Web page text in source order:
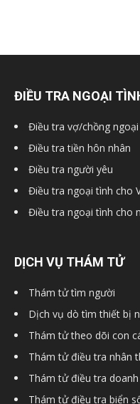
ĐIỀU TRA NGOẠI
Điều tra vợ/chồng
Điều tra tiền hôn nhân
Điều tra người yêu
Điều tra ngoại tình cho
Điều tra ngoại tình cho
DỊCH VỤ THÁM TỬ
Thám tử tìm người
Dịch vụ dò tìm thiết bị
Thám tử theo dõi con
Thám tử điều tra nhân
Thám tử điều tra doanh
Thám tử điều tra biển